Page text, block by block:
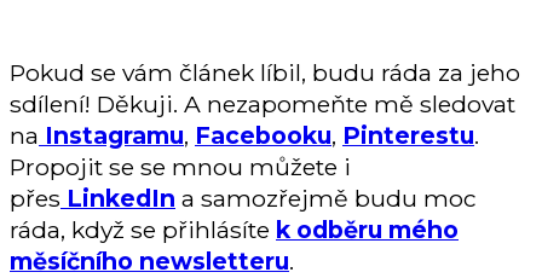
Pokud se vám článek líbil, budu ráda za jeho
sdílení! Děkuji. A nezapomeňte mě sledovat
na Instagramu, Facebooku, Pinterestu.
Propojit se se mnou můžete i
přes LinkedIn a samozřejmě budu moc
ráda, když se přihlásíte k odběru mého
měsíčního newsletteru.